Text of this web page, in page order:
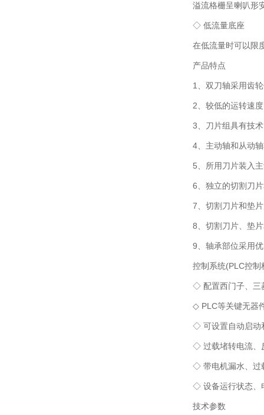
溢流格栅呈喇叭形安
◇ 低流量底座
在低流量时可以限度
产品特点
1、双刀轴采用齿轮
2、较低的运转速度(
3、刀片组具有技术
4、主动轴和从动轴
5、所用刀片装入主
6、独立的切割刀片
7、切割刀片和垫片
8、切割刀片、垫片
9、轴承部位采用优
控制系统(PLC控制
◇ 配置西门子、三菱
◇ PLC等关键无器件
◇ 可设置自动启动和
◇ 过载堵转电流、反
◇ 带电机漏水、过载
◇ 设备运行状态、电
技术参数